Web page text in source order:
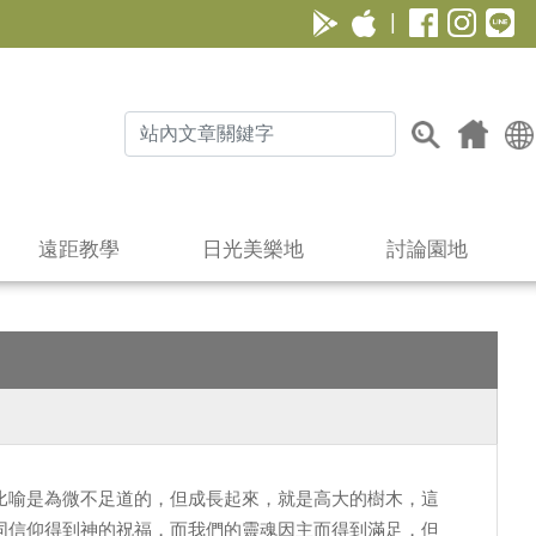
遠距教學 日光美樂地 討論園地
是為微不足道的，但成長起來，就是高大的樹木，這
仰得到神的祝福，而我們的靈魂因主而得到滿足，但